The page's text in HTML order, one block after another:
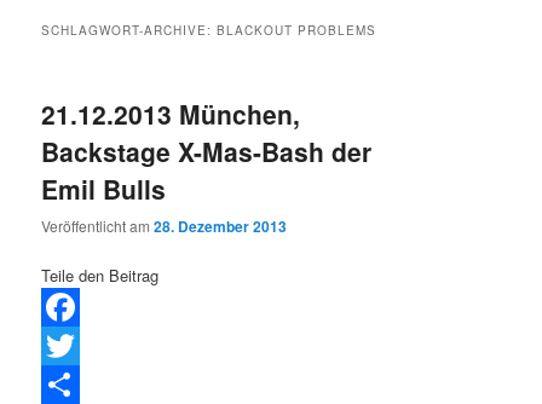
SCHLAGWORT-ARCHIVE:BLACKOUT PROBLEMS
21.12.2013 München,
Backstage X-Mas-Bash der
Emil Bulls
Veröffentlicht am28. Dezember 2013
Teile den Beitrag
Facebook
Twitter